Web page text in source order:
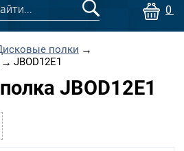
0
полки →
→ JBOD12E1
JBOD12E1